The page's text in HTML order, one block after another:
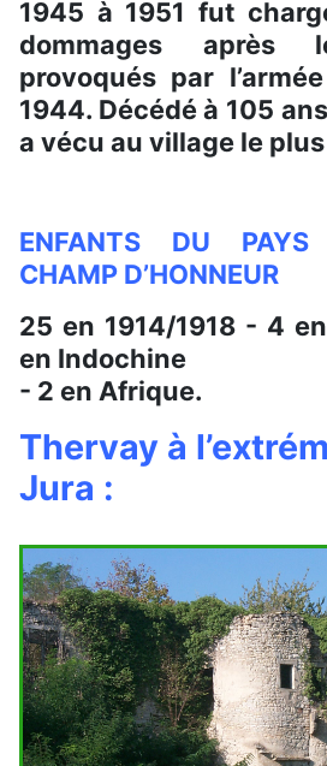
1945 à 1951 fut
dommages après
provoqués par
1944. Décédé à 105
a vécu au village le
ENFANTS DU
CHAMP D’HONNEUR
25 en 1914/1918 - 4
en Indochine
- 2 en Afrique.
Thervay à
Jura :